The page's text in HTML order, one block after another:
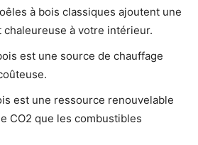
à bois classiques ajoutent une
à votre intérieur.
est une source de chauffage
est une ressource renouvelable
CO2 que les combustibles